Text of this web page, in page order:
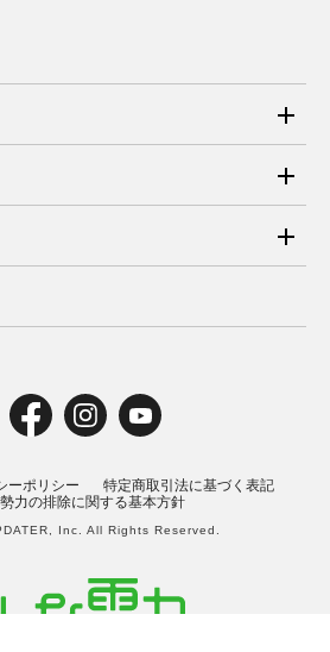
ス
ス
ス・卒FIT電気の売電
ス・新電力向けサービス
ーポリシー
特定商取引法に基づく表記
力の排除に関する基本方針
Inc. All Rights Reserved.